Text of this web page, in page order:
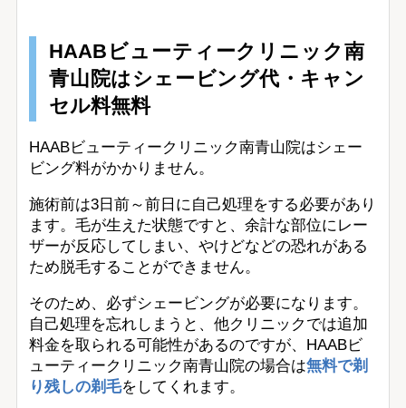
HAABビューティークリニック南
青山院はシェービング代・キャン
セル料無料
HAABビューティークリニック南青山院はシェー
ビング料がかかりません。
施術前は3日前～前日に自己処理をする必要があり
ます。毛が生えた状態ですと、余計な部位にレー
ザーが反応してしまい、やけどなどの恐れがある
ため脱毛することができません。
そのため、必ずシェービングが必要になります。
自己処理を忘れしまうと、他クリニックでは追加
料金を取られる可能性があるのですが、HAABビ
ューティークリニック南青山院の場合は無料で剃
り残しの剃毛をしてくれます。